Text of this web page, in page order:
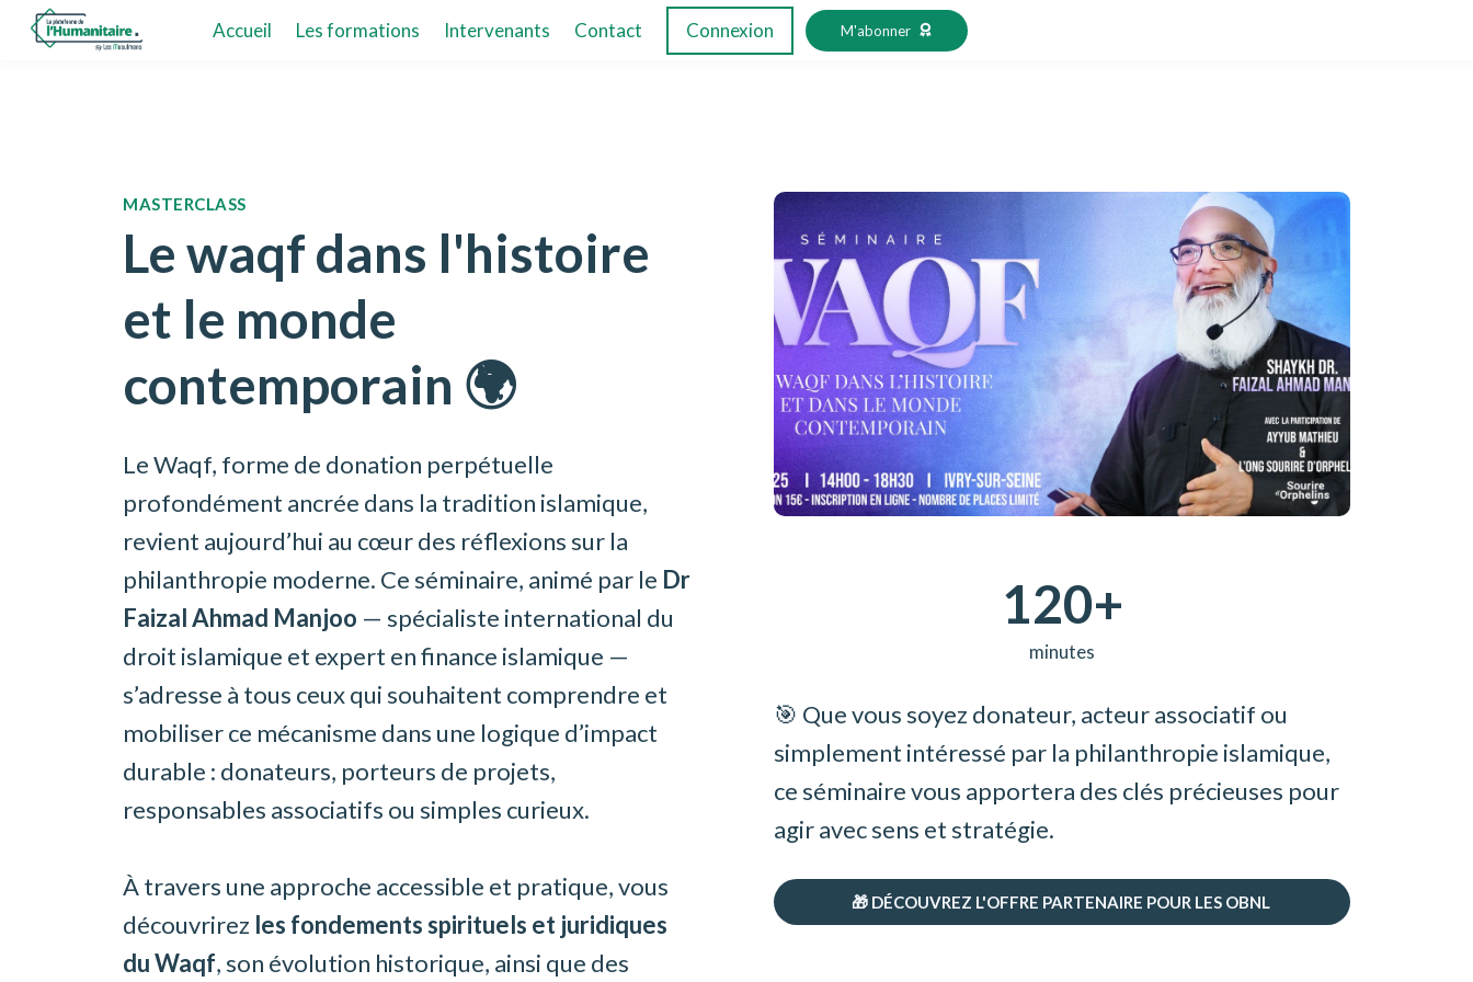
Accueil Les formations Intervenants Contact Connexion M'abonner
MASTERCLASS
Le waqf dans l'histoire
et le monde
contemporain 🌍
Le Waqf, forme de donation perpétuelle
profondément ancrée dans la tradition islamique,
revient aujourd’hui au cœur des réflexions sur la
philanthropie moderne. Ce séminaire, animé par le Dr
Faizal Ahmad Manjoo — spécialiste international du
droit islamique et expert en finance islamique —
s’adresse à tous ceux qui souhaitent comprendre et
mobiliser ce mécanisme dans une logique d’impact
durable : donateurs, porteurs de projets,
responsables associatifs ou simples curieux.
À travers une approche accessible et pratique, vous
découvrirez les fondements spirituels et juridiques
du Waqf, son évolution historique, ainsi que des
120+
minutes
🎯 Que vous soyez donateur, acteur associatif ou
simplement intéressé par la philanthropie islamique,
ce séminaire vous apportera des clés précieuses pour
agir avec sens et stratégie.
🎁 DÉCOUVREZ L'OFFRE PARTENAIRE POUR LES OBNL